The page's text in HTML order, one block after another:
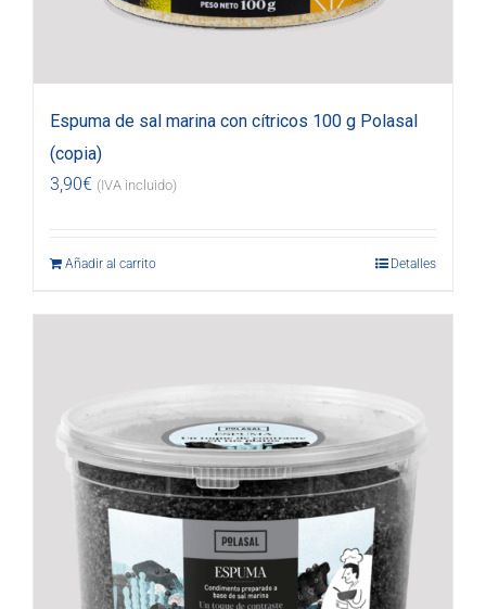
Espuma de sal marina con cítricos 100 g Polasal
(copia)
3,90€ (IVA incluido)
Añadir al carrito Detalles